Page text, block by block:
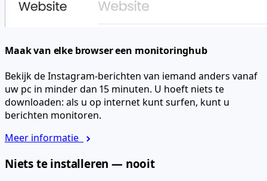
Maak van elke browser een monitoringhub
Bekijk de Instagram-berichten van iemand anders vanaf
uw pc in minder dan 15 minuten. U hoeft niets te
downloaden: als u op internet kunt surfen, kunt u
berichten monitoren.
Meer informatie
Niets te installeren — nooit